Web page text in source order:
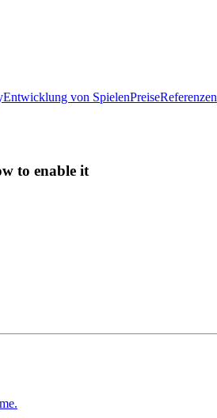
Entwicklung von SpielenPreiseReferenzen
to enable it